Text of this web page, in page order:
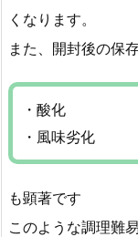
くなります。
また、開封後の保
・酸化
・風味劣化
も顕著です
このような調理難